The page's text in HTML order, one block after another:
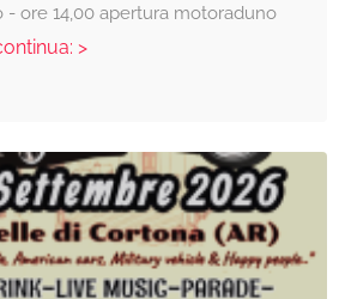
- ore 14,00 apertura motoraduno
>